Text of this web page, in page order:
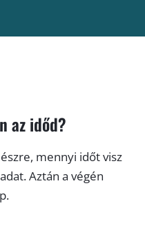
az időd?
mennyi időt visz
Aztán a végén